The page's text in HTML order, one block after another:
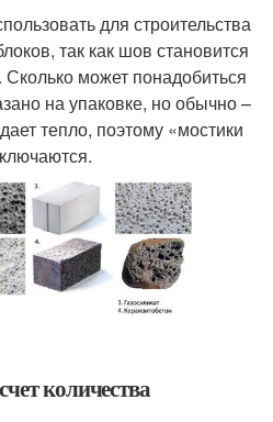
для строительства
так как шов становится
может понадобиться
на упаковке, но обычно –
тепло, поэтому «мостики
количества